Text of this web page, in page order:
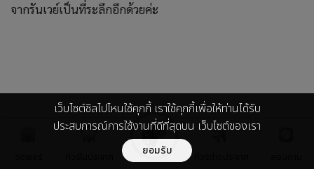
จากรันเวย์เป็นที่ระลึกอีกด้วยค่ะ
เว็บไซต์ชิลไปไหนใช้คุกกี้ เราใช้คุกกี้เพื่อให้ท่านได้รับ
ประสบการณ์การใช้งานที่ดีที่สุดบน เว็บไซต์ของเรา
ยอมรับ